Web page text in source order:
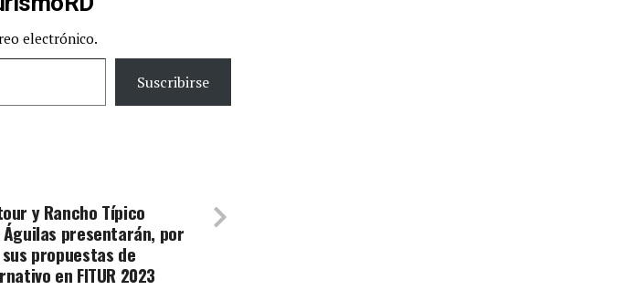
electrónico.
Suscribirse
y Rancho Típico
Águilas presentarán, por
propuestas de
en FITUR 2023